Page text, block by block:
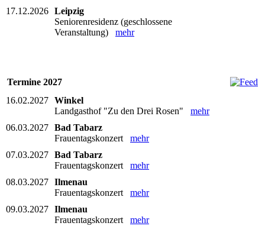
17.12.2026 Leipzig
Seniorenresidenz (geschlossene
Veranstaltung) mehr
Termine 2027
16.02.2027 Winkel
Landgasthof "Zu den Drei Rosen" mehr
06.03.2027 Bad Tabarz
Frauentagskonzert mehr
07.03.2027 Bad Tabarz
Frauentagskonzert mehr
08.03.2027 Ilmenau
Frauentagskonzert mehr
09.03.2027 Ilmenau
Frauentagskonzert mehr